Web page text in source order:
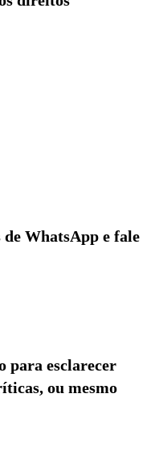
de WhatsApp e fale
para esclarecer
ou mesmo